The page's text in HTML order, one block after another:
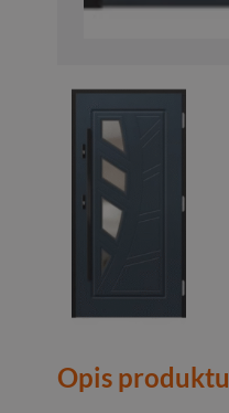
Opis produktu